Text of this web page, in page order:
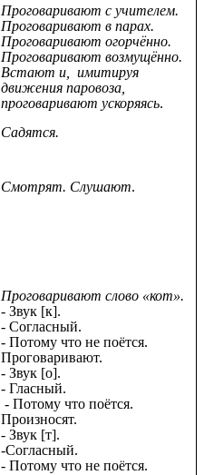
Проговаривают с учителем.
Проговаривают в парах.
Проговаривают огорчённо.
Проговаривают возмущённо.
Встают и, имитируя
движения паровоза,
проговаривают ускоряясь.
Садятся.
Смотрят. Слушают.
Проговаривают слово «кот».
- Звук [к].
- Согласный.
- Потому что не поётся.
Проговаривают.
- Звук [о].
- Гласный.
- Потому что поётся.
Произносят.
- Звук [т].
-Согласный.
- Потому что не поётся.